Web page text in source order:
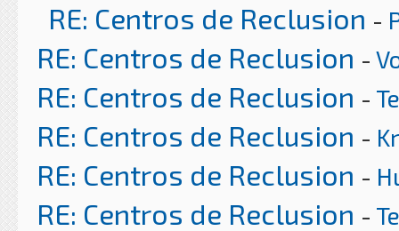
RE: Centros de Reclusion -
RE: Centros de Reclusion -
RE: Centros de Reclusion -
RE: Centros de Reclusion -
RE: Centros de Reclusion -
RE: Centros de Reclusion -